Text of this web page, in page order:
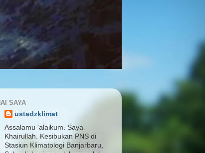
SAYA
ustadzklimat
Assalamu 'alaikum. Saya
Khairullah. Kesibukan PNS di
Stasiun Klimatologi Banjarbaru,